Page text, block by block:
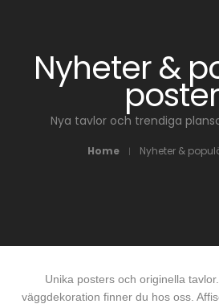
Nyheter &
Nya tavlor och trendiga
Home Nyheter &
Unika posters och originella
väggdekoration finner du hos oss.